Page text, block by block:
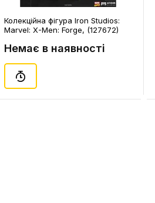
Колекційна фігура Iron Studios:
Marvel: X-Men: Forge, (127672)
Немає в наявності